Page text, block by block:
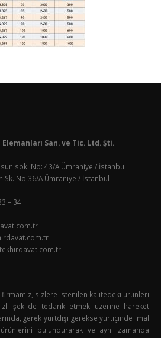
San. ve Tic. Ltd. Şti.
sok. No: 43/A Ümraniye / İstanbul
Sk. No:36/A Ümraniye / İstanbul
– 34
sizlere istenilen kalitedeki ürünleri
şekilde tedarik etmek üzerine hareket
gerek yurtdışı gerekse yurtiçinde imal
bulundurarak ve aynı zamanda